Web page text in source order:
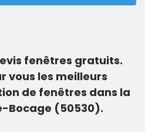
fenêtres gratuits.
vous les meilleurs
de fenêtres dans la
Bocage (50530).